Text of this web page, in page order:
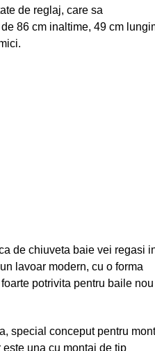
de reglaj, care sa
86 cm inaltime, 49 cm
de chiuveta baie vei regasi
lavoar modern, cu o forma
potrivita pentru baile nou
special conceput pentru
una cu montaj de tip